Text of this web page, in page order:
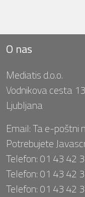
O nas
Mediatis d.o.o.
Vodnikova cesta
Ljubljana
Email:Ta e-poštni
Potrebujete
Telefon:01 43 42
Telefon:01 43 42
Telefon:01 43 42